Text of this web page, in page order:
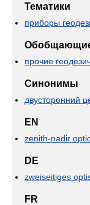
Тематики
приборы
прочие
Синонимы
двусторонний
EN
zenith-nadir
DE
zweiseitiges
FR